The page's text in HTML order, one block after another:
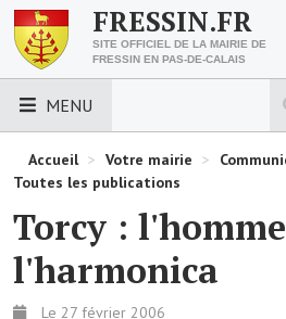
FRESSIN.FR
SITE OFFICIEL DE LA MAIRIE DE
FRESSIN EN PAS-DE-CALAIS
MENU
LES ESSENTIELS
Découvrez Fressin
Venir à Fressin
Accueil > Votre mairie >
Toutes les publications
Torcy :
l'harmonica
Le 27 février 2006